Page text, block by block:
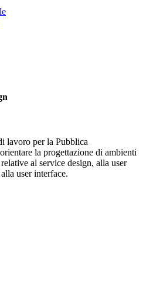
lavoro per la Pubblica
la progettazione di ambienti
al service design, alla user
user interface.